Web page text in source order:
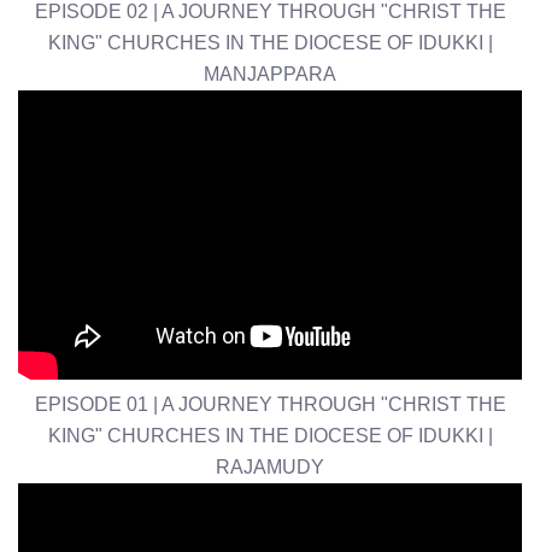
EPISODE 02 | A JOURNEY THROUGH "CHRIST THE
KING" CHURCHES IN THE DIOCESE OF IDUKKI |
MANJAPPARA
EPISODE 01 | A JOURNEY THROUGH "CHRIST THE
KING" CHURCHES IN THE DIOCESE OF IDUKKI |
RAJAMUDY